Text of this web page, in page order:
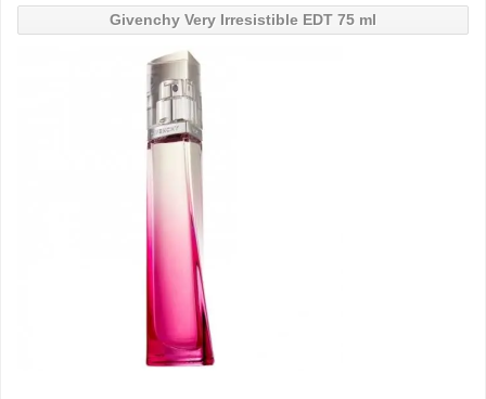
Givenchy Very Irresistible EDT 75 ml